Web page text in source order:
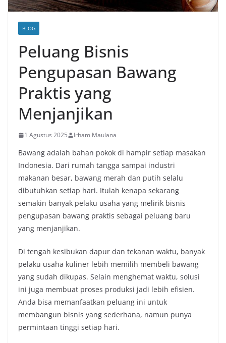
BLOG
Peluang Bisnis
Pengupasan Bawang
Praktis yang
Menjanjikan
1 Agustus 2025 Irham Maulana
Bawang adalah bahan pokok di hampir setiap masakan
Indonesia. Dari rumah tangga sampai industri
makanan besar, bawang merah dan putih selalu
dibutuhkan setiap hari. Itulah kenapa sekarang
semakin banyak pelaku usaha yang melirik bisnis
pengupasan bawang praktis sebagai peluang baru
yang menjanjikan.
Di tengah kesibukan dapur dan tekanan waktu, banyak
pelaku usaha kuliner lebih memilih membeli bawang
yang sudah dikupas. Selain menghemat waktu, solusi
ini juga membuat proses produksi jadi lebih efisien.
Anda bisa memanfaatkan peluang ini untuk
membangun bisnis yang sederhana, namun punya
permintaan tinggi setiap hari.